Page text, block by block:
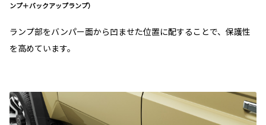
ンプ＋バックアップランプ）
ランプ部をバンパー面から凹ませた位置に配することで、保護性
を高めています。